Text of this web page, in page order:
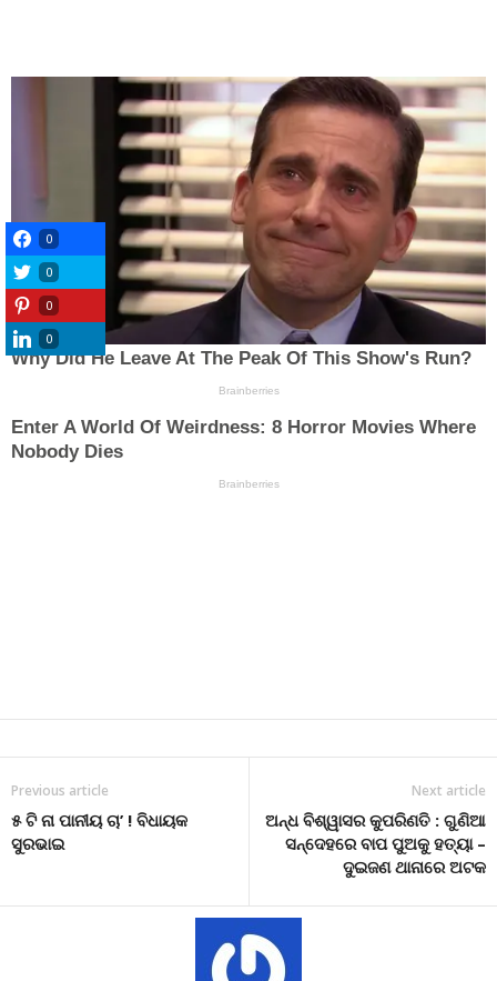
Previous article
୫ ଟି ନା ପାନୀୟ ଚା’ ! ବିଧାୟକ
ସୁରଭାଇ
Next article
ଅନ୍ଧ ବିଶ୍ୱାସର କୁପରିଣତି : ଗୁଣିଆ
ସନ୍ଦେହରେ ବାପ ପୁଅକୁ ହତ୍ୟା –
ଦୁଇଜଣ ଥାନାରେ ଅଟକ
0
0
0
0